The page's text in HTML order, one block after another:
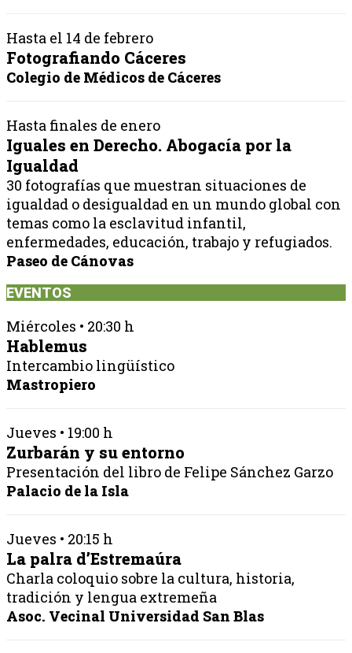
Hasta el 14 de febrero
Fotografiando Cáceres
Colegio de Médicos de Cáceres
Hasta finales de enero
Iguales en Derecho. Abogacía por la
Igualdad
30 fotografías que muestran situaciones de
igualdad o desigualdad en un mundo global con
temas como la esclavitud infantil,
enfermedades, educación, trabajo y refugiados.
Paseo de Cánovas
EVENTOS
Miércoles • 20:30 h
Hablemus
Intercambio lingüístico
Mastropiero
Jueves • 19:00 h
Zurbarán y su entorno
Presentación del libro de Felipe Sánchez Garzo
Palacio de la Isla
Jueves • 20:15 h
La palra d’Estremaúra
Charla coloquio sobre la cultura, historia,
tradición y lengua extremeña
Asoc. Vecinal Universidad San Blas